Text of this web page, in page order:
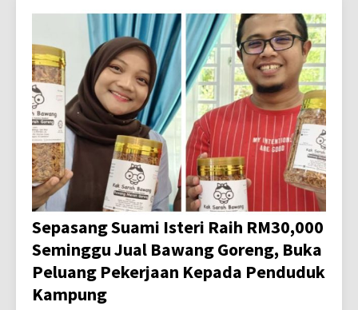
Sepasang Suami Isteri Raih RM30,000
Seminggu Jual Bawang Goreng, Buka
Peluang Pekerjaan Kepada Penduduk
Kampung